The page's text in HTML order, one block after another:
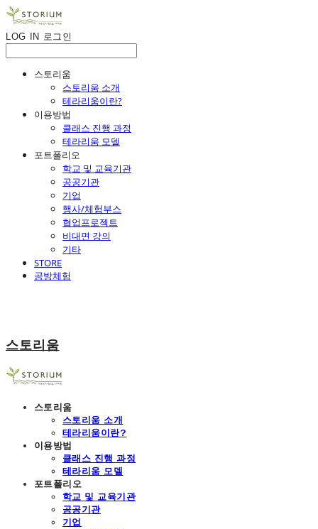
LOG IN 로그인
스토리움
스토리움 소개
테라리움이란?
이용방법
클래스 진행 과정
테라리움 모델
포트폴리오
학교 및 교육기관
공공기관
기업
행사/체험부스
협업프로젝트
비대면 강의
기타
STORE
공방체험
스토리움
스토리움
스토리움 소개
테라리움이란?
이용방법
클래스 진행 과정
테라리움 모델
포트폴리오
학교 및 교육기관
공공기관
기업